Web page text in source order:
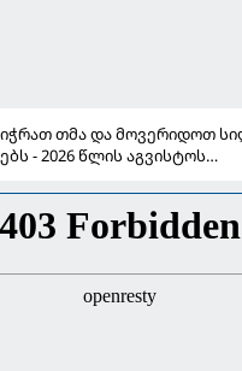
თმა და მოვერიდოთ
- 2026 წლის აგვისტოს